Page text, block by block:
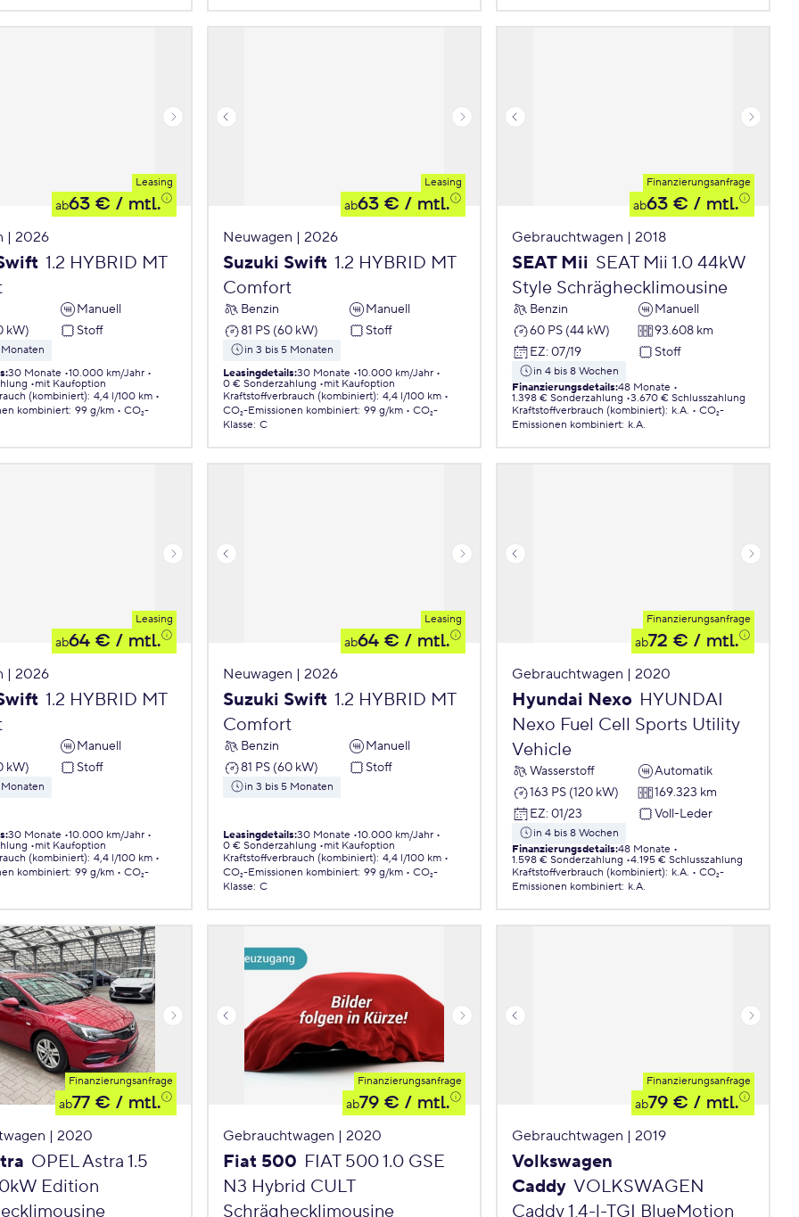
Leasing
ab63 € / mtl.
| 2026
1.2 HYBRID MT
Manuell
kW)
Stoff
:30 Monate 10.000 km/Jahr
mit Kaufoption
(kombiniert): 4,4 l/100 km
kombiniert: 99 g/km
CO₂-
Leasing
ab63 € / mtl.
Neuwagen | 2026
Suzuki Swift 1.2 HYBRID MT
Comfort
Benzin
Manuell
81 PS (60 kW)
Stoff
in 3 bis 5 Monaten
Leasingdetails:30 Monate 10.000 km/Jahr
0 € Sonderzahlung
mit Kaufoption
Kraftstoffverbrauch (kombiniert): 4,4 l/100 km
CO₂-Emissionen kombiniert: 99 g/km
CO₂-
Klasse: C
Finanzierungsanfrage
ab63 € / mtl.
Gebrauchtwagen | 2018
SEAT Mii SEAT Mii 1.0 44kW
Style Schräghecklimousine
Benzin
Manuell
60 PS (44 kW)
93.608 km
EZ: 07/19 Stoff
in 4 bis 8 Wochen
Finanzierungsdetails:48 Monate
1.398 € Sonderzahlung 3.670 € Schlusszahlung
Kraftstoffverbrauch (kombiniert): k.A.
CO₂-
Emissionen kombiniert: k.A.
Leasing
ab64 € / mtl.
| 2026
1.2 HYBRID MT
Manuell
kW)
Stoff
:30 Monate 10.000 km/Jahr
mit Kaufoption
(kombiniert): 4,4 l/100 km
kombiniert: 99 g/km
CO₂-
Leasing
ab64 € / mtl.
Neuwagen | 2026
Suzuki Swift 1.2 HYBRID MT
Comfort
Benzin
Manuell
81 PS (60 kW)
Stoff
in 3 bis 5 Monaten
Leasingdetails:30 Monate 10.000 km/Jahr
0 € Sonderzahlung
mit Kaufoption
Kraftstoffverbrauch (kombiniert): 4,4 l/100 km
CO₂-Emissionen kombiniert: 99 g/km
CO₂-
Klasse: C
Finanzierungsanfrage
ab72 € / mtl.
Gebrauchtwagen | 2020
Hyundai Nexo HYUNDAI
Nexo Fuel Cell Sports Utility
Vehicle
Wasserstoff
Automatik
163 PS (120 kW)
169.323 km
EZ: 01/23 Voll-Leder
in 4 bis 8 Wochen
Finanzierungsdetails:48 Monate
1.598 € Sonderzahlung 4.195 € Schlusszahlung
Kraftstoffverbrauch (kombiniert): k.A.
CO₂-
Emissionen kombiniert: k.A.
Finanzierungsanfrage
ab77 € / mtl.
| 2020
OPEL Astra 1.5
Edition
Finanzierungsanfrage
ab79 € / mtl.
Gebrauchtwagen | 2020
Fiat 500 FIAT 500 1.0 GSE
N3 Hybrid CULT
Schräghecklimousine
Finanzierungsanfrage
ab79 € / mtl.
Gebrauchtwagen | 2019
Volkswagen
Caddy VOLKSWAGEN
Caddy 1,4-l-TGI BlueMotion